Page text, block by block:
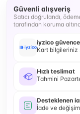
Güvenli alışveriş
Satıcı doğrulandı,
tarafından koruma
iyzico
Kart bilgileriniz
Hızlı teslimat
Tahmini
Desteklenen
İade ve